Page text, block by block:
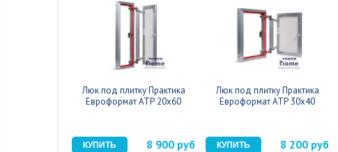
Люк под плитку Практика
Евроформат АТР 20x60
8 900 руб
Люк под плитку Практика
Евроформат АТР 30x40
8 200 руб